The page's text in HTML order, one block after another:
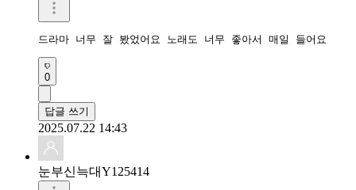
드라마 너무 잘 봤었어요 노래도 너무 좋아서 매일 들어요
0
답글 쓰기
2025.07.22 14:43
눈부신늑대Y125414